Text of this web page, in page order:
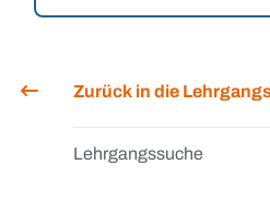
Zurück in die
Lehrgangssuche